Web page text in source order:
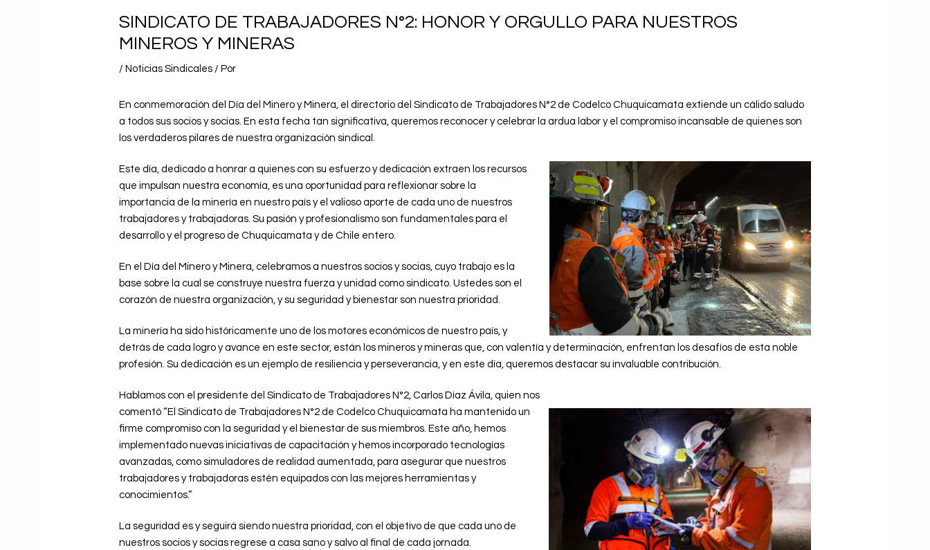
SINDICATO DE TRABAJADORES N°2: HONOR Y ORGULLO PARA NUESTROS
MINEROS Y MINERAS
/ Noticias Sindicales / Por
En conmemoración del Día del Minero y Minera, el directorio del Sindicato de Trabajadores N°2 de Codelco Chuquicamata extiende un cálido saludo
a todos sus socios y socias. En esta fecha tan significativa, queremos reconocer y celebrar la ardua labor y el compromiso incansable de quienes son
los verdaderos pilares de nuestra organización sindical.
Este día, dedicado a honrar a quienes con su esfuerzo y dedicación extraen los recursos
que impulsan nuestra economía, es una oportunidad para reflexionar sobre la
importancia de la minería en nuestro país y el valioso aporte de cada uno de nuestros
trabajadores y trabajadoras. Su pasión y profesionalismo son fundamentales para el
desarrollo y el progreso de Chuquicamata y de Chile entero.
En el Día del Minero y Minera, celebramos a nuestros socios y socias, cuyo trabajo es la
base sobre la cual se construye nuestra fuerza y unidad como sindicato. Ustedes son el
corazón de nuestra organización, y su seguridad y bienestar son nuestra prioridad.
La minería ha sido históricamente uno de los motores económicos de nuestro país, y
detrás de cada logro y avance en este sector, están los mineros y mineras que, con valentía y determinación, enfrentan los desafíos de esta noble
profesión. Su dedicación es un ejemplo de resiliencia y perseverancia, y en este día, queremos destacar su invaluable contribución.
Hablamos con el presidente del Sindicato de Trabajadores N°2, Carlos Díaz Ávila, quien nos
comentó “El Sindicato de Trabajadores N°2 de Codelco Chuquicamata ha mantenido un
firme compromiso con la seguridad y el bienestar de sus miembros. Este año, hemos
implementado nuevas iniciativas de capacitación y hemos incorporado tecnologías
avanzadas, como simuladores de realidad aumentada, para asegurar que nuestros
trabajadores y trabajadoras estén equipados con las mejores herramientas y
conocimientos.”
La seguridad es y seguirá siendo nuestra prioridad, con el objetivo de que cada uno de
nuestros socios y socias regrese a casa sano y salvo al final de cada jornada.